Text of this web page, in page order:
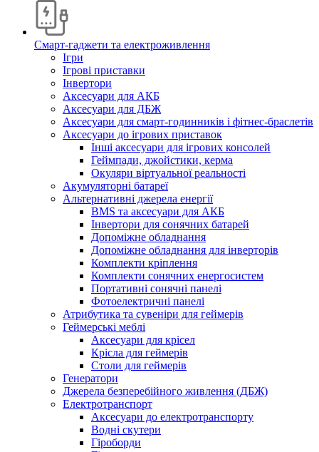
Смарт-гаджети та електроживлення
Ігри
Ігрові приставки
Інвертори
Аксесуари для АКБ
Аксесуари для ДБЖ
Аксесуари для смарт-годинників і фітнес-браслетів
Аксесуари до ігрових приставок
Інші аксесуари для ігрових консолей
Геймпади, джойстики, керма
Окуляри віртуальної реальності
Акумуляторні батареї
Альтернативні джерела енергії
BMS та аксесуари для АКБ
Інвертори для сонячних батарей
Допоміжне обладнання
Допоміжне обладнання для інверторів
Комплекти кріплення
Комплекти сонячних енергосистем
Портативні сонячні панелі
Фотоелектричні панелі
Атрибутика та сувеніри для геймерів
Геймерські меблі
Аксесуари для крісел
Крісла для геймерів
Столи для геймерів
Генератори
Джерела безперебійного живлення (ДБЖ)
Електротранспорт
Аксесуари до електротранспорту
Водні скутери
Гіроборди